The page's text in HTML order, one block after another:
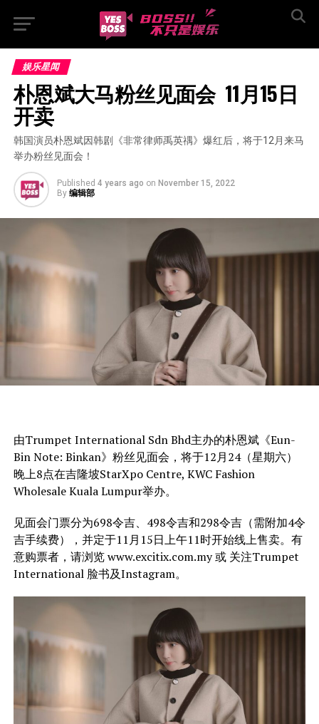
娱乐星闻
朴恩斌大马粉丝见面会  11月15日
开卖
韩国演员朴恩斌因韩剧《非常律师禹英禑》爆红后，将于12月来马
举办粉丝见面会！
Published 4 years ago on November 15, 2022
By 编辑部
由Trumpet International Sdn Bhd主办的朴恩斌《Eun-
Bin Note: Binkan》粉丝见面会，将于12月24（星期六）
晚上8点在吉隆坡StarXpo Centre, KWC Fashion
Wholesale Kuala Lumpur举办。
见面会门票分为698令吉、498令吉和298令吉（需附加4令
吉手续费），并定于11月15日上午11时开始线上售卖。有
意购票者，请浏览 www.excitix.com.my 或 关注Trumpet
International 脸书及Instagram。